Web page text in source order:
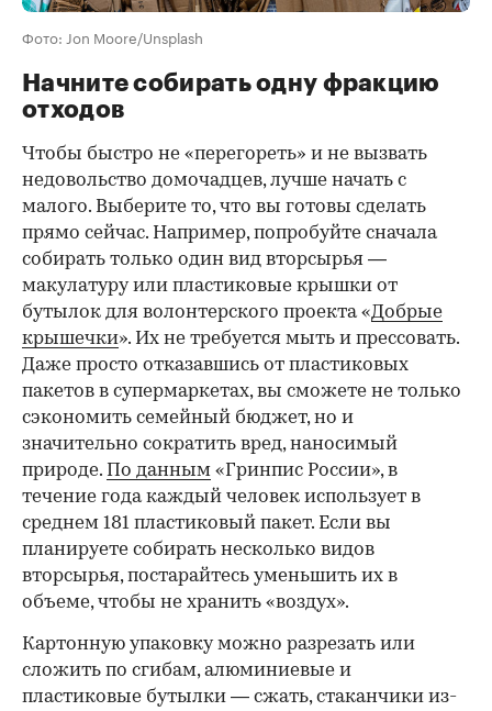
Фото: Jon Moore/Unsplash
Начните собирать одну фракцию
отходов
Чтобы быстро не «перегореть» и не вызвать
недовольство домочадцев, лучше начать с
малого. Выберите то, что вы готовы сделать
прямо сейчас. Например, попробуйте сначала
собирать только один вид вторсырья —
макулатуру или пластиковые крышки от
бутылок для волонтерского проекта «Добрые
крышечки». Их не требуется мыть и прессовать.
Даже просто отказавшись от пластиковых
пакетов в супермаркетах, вы сможете не только
сэкономить семейный бюджет, но и
значительно сократить вред, наносимый
природе. По данным «Гринпис России», в
течение года каждый человек использует в
среднем 181 пластиковый пакет. Если вы
планируете собирать несколько видов
вторсырья, постарайтесь уменьшить их в
объеме, чтобы не хранить «воздух».
Картонную упаковку можно разрезать или
сложить по сгибам, алюминиевые и
пластиковые бутылки — сжать, стаканчики из-